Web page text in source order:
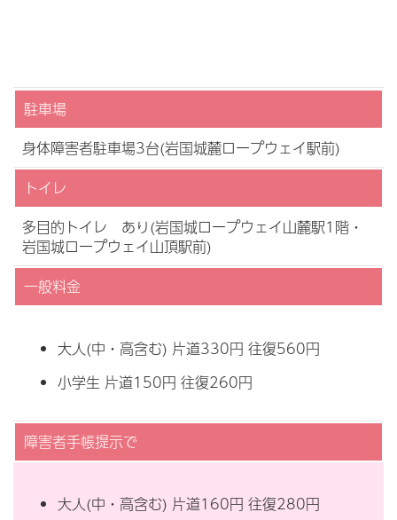
駐車場
身体障害者駐車場3台(岩国城麓ロープウェイ駅前)
トイレ
多目的トイレ あり(岩国城ロープウェイ山麓駅1階・
岩国城ロープウェイ山頂駅前)
一般料金
大人(中・高含む) 片道330円 往復560円
小学生 片道150円 往復260円
障害者手帳提示で
大人(中・高含む) 片道160円 往復280円